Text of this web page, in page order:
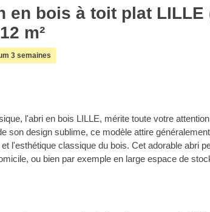
en bois à toit plat LILLE
m²
3 semaines
l'abri en bois LILLE, mérite toute votre
son design sublime, ce modèle attire
l'esthétique classique du bois. Cet adorable abri
ou bien par exemple en large espace de